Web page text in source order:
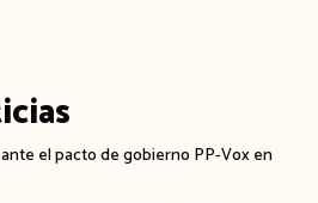
el pacto de gobierno PP-Vox en